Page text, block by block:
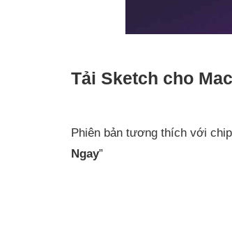
Tải Sketch cho
Phiên bản tương thích với
Ngay”